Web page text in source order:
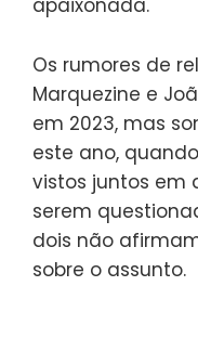
apaixonada.
Os rumores de
Marquezine e
em 2023, mas
este ano,
vistos juntos em
serem
dois não
sobre o assunto.